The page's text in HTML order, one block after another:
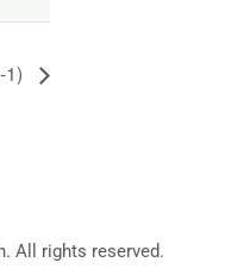
1)
. All rights reserved.